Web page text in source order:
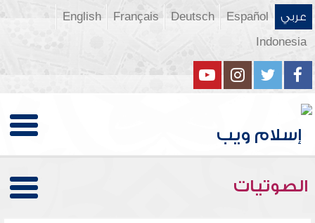
عربي Español
Deutsch
Français
English
Indonesia
الصوتيات